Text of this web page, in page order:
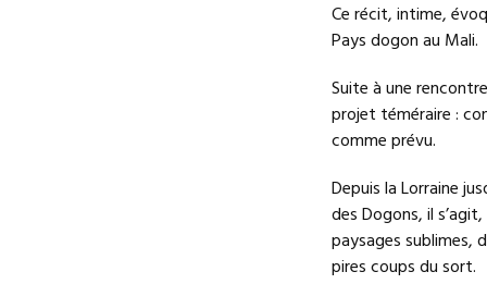
Ce récit, intime,
Pays dogon au Mali.
Suite à une
projet téméraire :
comme prévu.
Depuis la Lorraine
des Dogons, il
paysages sublimes,
pires coups du sort.